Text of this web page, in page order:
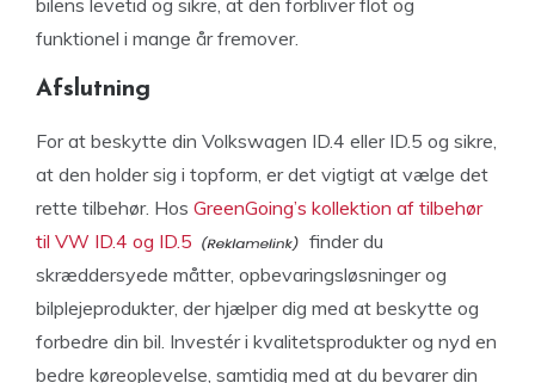
bilens levetid og sikre, at den forbliver flot og
funktionel i mange år fremover.
Afslutning
For at beskytte din Volkswagen ID.4 eller ID.5 og sikre,
at den holder sig i topform, er det vigtigt at vælge det
rette tilbehør. Hos GreenGoing’s kollektion af tilbehør
til VW ID.4 og ID.5
finder du
skræddersyede måtter, opbevaringsløsninger og
bilplejeprodukter, der hjælper dig med at beskytte og
forbedre din bil. Investér i kvalitetsprodukter og nyd en
bedre køreoplevelse, samtidig med at du bevarer din